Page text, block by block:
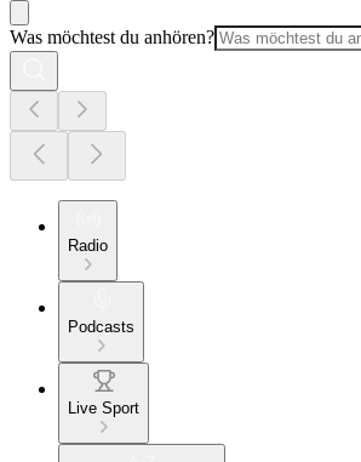
Was möchtest du anhören?
Radio
Podcasts
Live Sport